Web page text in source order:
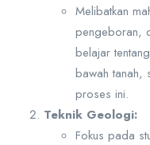
Melibatkan
pengeboran,
belajar
bawah tanah,
proses ini.
Teknik Geologi:
Fokus pada